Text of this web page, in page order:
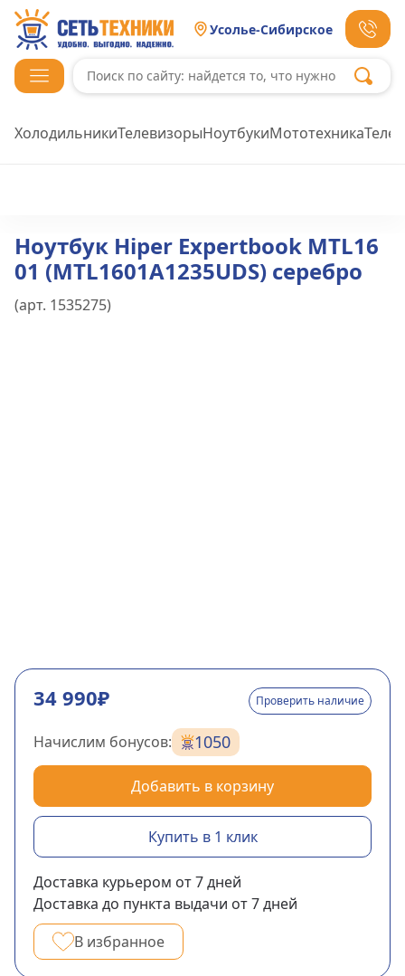
Усолье-Сибирское
ХолодильникиТелевизорыНоутбукиМототехника
Ноутбук Hiper Expertbook MTL16
01 (MTL1601A1235UDS) серебро
(арт. 1535275)
34 990₽ Проверить наличие
Начислим бонусов: 1050
Добавить в корзину
Купить в 1 клик
Доставка курьером от 7дней
Доставка до пункта выдачи от 7дней
В избранное